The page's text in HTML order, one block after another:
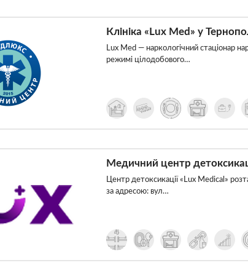
Клініка «Lux Med» у
Lux Med — наркологічний стаціонар
режимі цілодобового…
Медичний центр
Центр детоксикації «Lux Medical»
за адресою: вул…